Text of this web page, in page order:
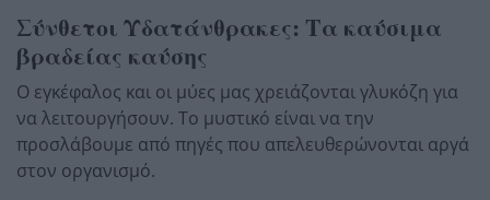
Σύνθετοι Υδατάνθρακες: Τα καύσιμα
βραδείας καύσης
Ο εγκέφαλος και οι μύες μας χρειάζονται γλυκόζη για
να λειτουργήσουν. Το μυστικό είναι να την
προσλάβουμε από πηγές που απελευθερώνονται αργά
στον οργανισμό.